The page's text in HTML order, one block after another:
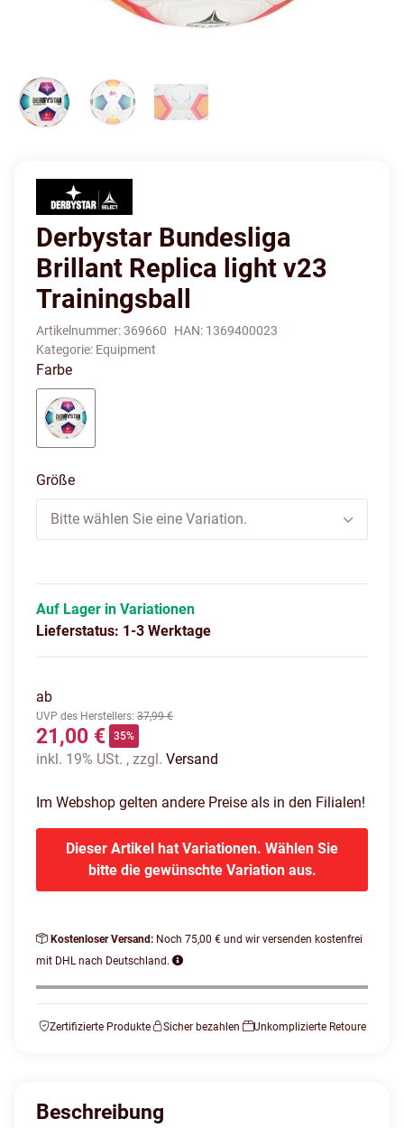
Derbystar Bundesliga
Brillant Replica light v23
Trainingsball
Artikelnummer:369660 HAN: 1369400023
Kategorie: Equipment
Farbe
Größe
Bitte wählen Sie eine Variation.
Auf Lager in Variationen
Lieferstatus: 1-3 Werktage
ab
UVP des Herstellers: 37,99 €
21,00 € 35%
inkl. 19% USt. , zzgl. Versand
Im Webshop gelten andere Preise als in den Filialen!
Dieser Artikel hat Variationen. Wählen Sie
bitte die gewünschte Variation aus.
Kostenloser Versand: Noch 75,00 € und wir versenden kostenfrei
mit DHL nach Deutschland.
Zertifizierte Produkte Sicher bezahlen Unkomplizierte Retoure
Beschreibung